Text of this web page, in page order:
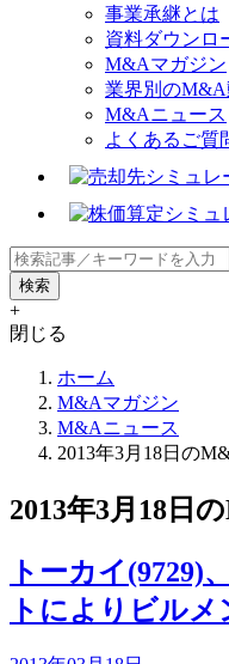
事業承継とは
資料ダウンロ
M&Aマガジン
業界別のM&A
M&Aニュース
よくあるご質
+
閉じる
ホーム
M&Aマガジン
M&Aニュース
2013年3月18日の
2013年3月18日
トーカイ(9729)
トによりビル